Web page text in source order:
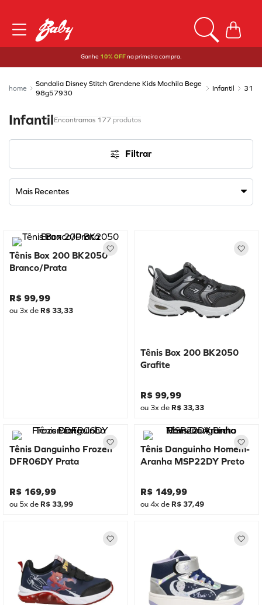
Ganhe 10% OFFna primeira compra.
Sandalia Disney Stitch Grendene Kids Mochila Bege
98g57930
Infantil 31
Infantil 177 produtos
Filtrar
Mais Recentes
Tênis Box 200 BK2050
Branco/Prata
R$ 99,99
ou 3x de R$ 33,33
Tênis Box 200 BK2050
Grafite
R$ 99,99
ou 3x de R$ 33,33
Tênis Danguinho Frozen
DFR06DY Prata
R$ 169,99
ou 5x de R$ 33,99
Tênis Danguinho Homem-
Aranha MSP22DY Preto
R$ 149,99
ou4x de R$ 37,49